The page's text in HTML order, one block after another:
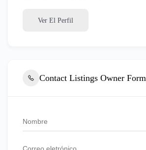
Ver El Perfil
Contact Listings Owner Form